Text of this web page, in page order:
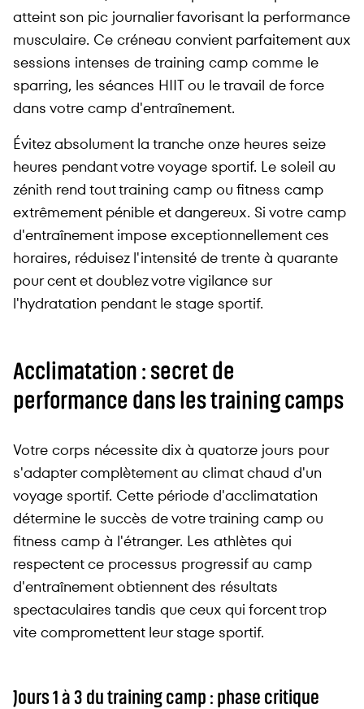
atteint son pic journalier favorisant la performance
musculaire. Ce créneau convient parfaitement aux
sessions intenses de training camp comme le
sparring, les séances HIIT ou le travail de force
dans votre camp d'entraînement.
Évitez absolument la tranche onze heures seize
heures pendant votre voyage sportif. Le soleil au
zénith rend tout training camp ou fitness camp
extrêmement pénible et dangereux. Si votre camp
d'entraînement impose exceptionnellement ces
horaires, réduisez l'intensité de trente à quarante
pour cent et doublez votre vigilance sur
l'hydratation pendant le stage sportif.
Acclimatation : secret de
performance dans les training camps
Votre corps nécessite dix à quatorze jours pour
s'adapter complètement au climat chaud d'un
voyage sportif. Cette période d'acclimatation
détermine le succès de votre training camp ou
fitness camp à l'étranger. Les athlètes qui
respectent ce processus progressif au camp
d'entraînement obtiennent des résultats
spectaculaires tandis que ceux qui forcent trop
vite compromettent leur stage sportif.
Jours 1 à 3 du training camp : phase critique